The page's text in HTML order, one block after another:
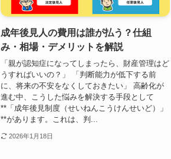
成年後見人の費用は誰が払う？仕組
み・相場・デメリットを解説
「親が認知症になってしまったら、財産管理はど
うすればいいの？」 「判断能力が低下する前
に、将来の不安をなくしておきたい」 高齢化が
進む中、こうした悩みを解決する手段として
**「成年後見制度（せいねんこうけんせいど）」
**があります。これは、判...
2026年1月18日